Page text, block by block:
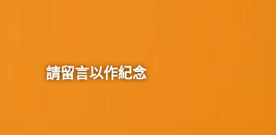
請留言以作紀念